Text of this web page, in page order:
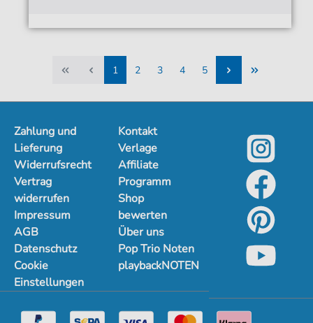
1
2
3
4
5
Zahlung und
Lieferung
Widerrufsrecht
Vertrag
widerrufen
Impressum
AGB
Datenschutz
Cookie
Einstellungen
Kontakt
Verlage
Affiliate
Programm
Shop
bewerten
Über uns
Pop Trio Noten
playbackNOTEN